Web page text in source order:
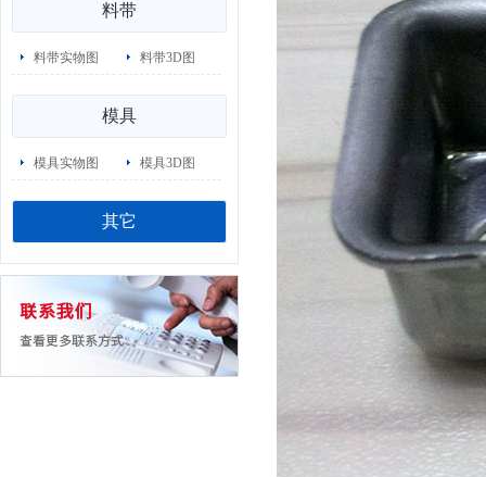
料带
料带实物图 料带3D图
模具
模具实物图 模具3D图
其它